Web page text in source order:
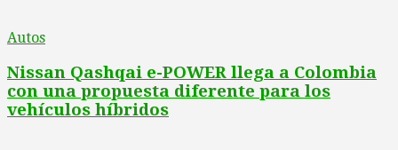
Autos
Nissan Qashqai e-POWER llega a Colombia
con una propuesta diferente para los
vehículos híbridos